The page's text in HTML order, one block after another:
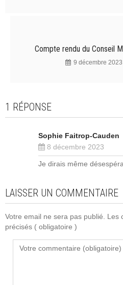
Compte rendu du Conseil
9 décembre 2023
1 RÉPONSE
Sophie Faitrop-Cauden
8 décembre 2023
Je dirais même
LAISSER UN COMMENTAIRE
Votre email ne sera pas publié. Les
précisés ( obligatoire )